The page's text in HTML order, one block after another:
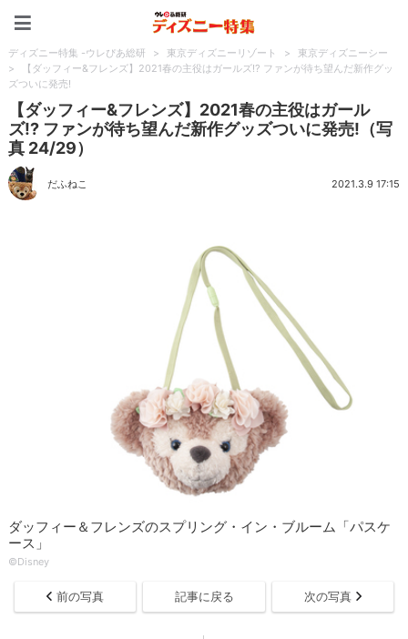
ディズニー特集 -ウレぴあ総研 > 東京ディズニーリゾート >
東京ディズニーシー
>
【ダッフィー&フレンズ】2021春の主役はガールズ!? ファンが待ち望んだ新作グッ
ズついに発売!
【ダッフィー&フレンズ】2021春の主役はガール
ズ!? ファンが待ち望んだ新作グッズついに発売!（写
真 24/29）
だふねこ 2021.3.9 17:15
ダッフィー＆フレンズのスプリング・イン・ブルーム「パスケ
ース」
©Disney
前の写真 記事に戻る 次の写真